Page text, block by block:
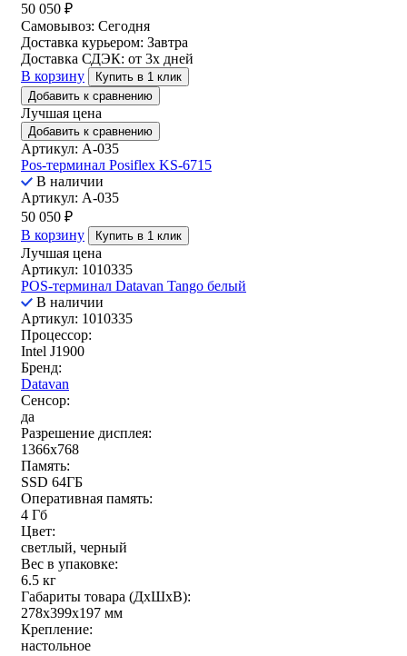
50 050 ₽
Самовывоз: Сегодня
Доставка курьером: Завтра
Доставка СДЭК: от 3х дней
В корзину
Купить в 1 клик
Добавить к сравнению
Лучшая цена
Добавить к сравнению
Артикул: A-035
Pos-терминал Posiflex KS-6715
В наличии
Артикул: A-035
50 050 ₽
В корзину
Купить в 1 клик
Лучшая цена
Артикул: 1010335
POS-терминал Datavan Tango белый
В наличии
Артикул: 1010335
Процессор:
Intel J1900
Бренд:
Datavan
Сенсор:
да
Разрешение дисплея:
1366x768
Память:
SSD 64ГБ
Оперативная память:
4 Гб
Цвет:
светлый, черный
Вес в упаковке:
6.5 кг
Габариты товара (ДxШxВ):
278x399x197 мм
Крепление:
настольное